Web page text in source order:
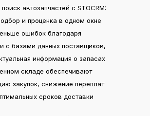
от поставщиков
KPI продаж
поиск автозапчастей с STOCRM:
и проценка в одном окне
ошибок благодаря
с базами данных поставщиков,
информация о запасах
складе обеспечивают
закупок, снижение переплат
сроков доставки